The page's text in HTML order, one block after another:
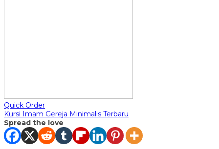
Quick Order
Kursi Imam Gereja Minimalis Terbaru
Spread the love